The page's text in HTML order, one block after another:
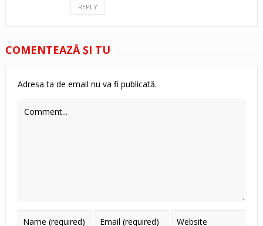
REPLY
COMENTEAZĂ ŞI TU
Adresa ta de email nu va fi publicată.